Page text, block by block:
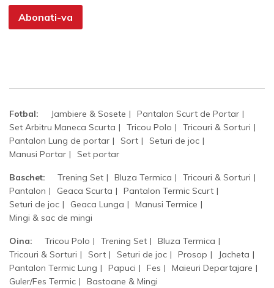
Abonati-va
Fotbal: Jambiere & Sosete
Pantalon Scurt de Portar
Set Arbitru Maneca Scurta
Tricou Polo
Tricouri & Sorturi
Pantalon Lung de portar
Sort
Seturi de joc
Manusi Portar
Set portar
Baschet: Trening Set Bluza Termica
Tricouri & Sorturi
Pantalon
Geaca Scurta
Pantalon Termic Scurt
Seturi de joc
Geaca Lunga
Manusi Termice
Mingi & sac de mingi
Oina: Tricou Polo Trening Set
Bluza Termica
Tricouri & Sorturi
Sort Seturi de joc Prosop
Jacheta
Pantalon Termic Lung
Papuci Fes
Maieuri Departajare
Guler/Fes Termic
Bastoane & Mingi